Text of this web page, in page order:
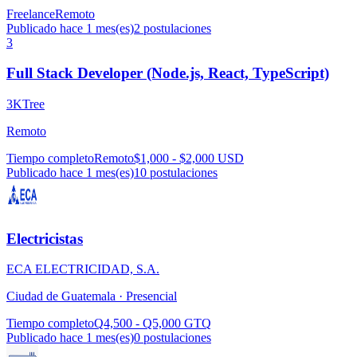
FreelanceRemoto
Publicado hace 1 mes(es)2 postulaciones
3
Full Stack Developer (Node.js, React, TypeScript)
3KTree
Remoto
Tiempo completoRemoto$1,000 - $2,000 USD
Publicado hace 1 mes(es)10 postulaciones
Electricistas
ECA ELECTRICIDAD, S.A.
Ciudad de Guatemala · Presencial
Tiempo completoQ4,500 - Q5,000 GTQ
Publicado hace 1 mes(es)0 postulaciones